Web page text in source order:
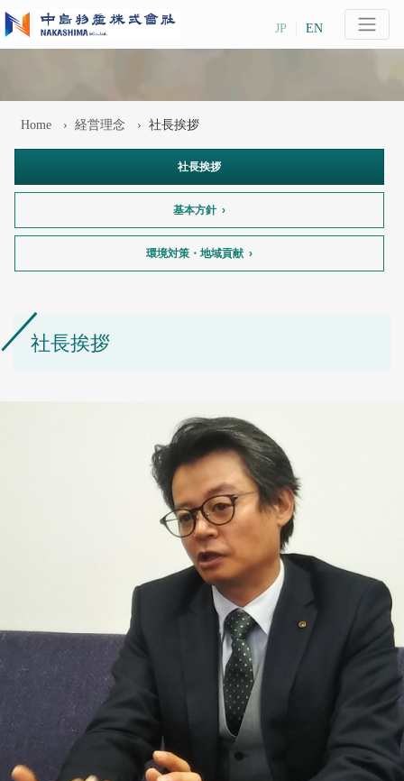
EN
JP
Home 経営理念 社長挨拶
社長挨拶
基本方針
環境対策・地域貢献
社長挨拶